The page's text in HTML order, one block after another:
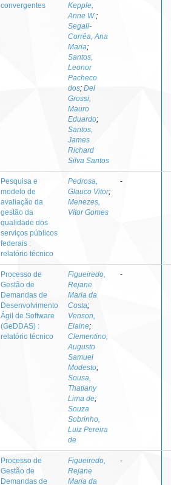
convergentes
Kepple,
Anne W. ;
Segall-
Corrêa, Ana
Maria;
Santos,
Leonor
Pacheco
dos; Del
Grossi,
Mauro
Eduardo;
Santos,
James
Richard
Silva Santos
Pesquisa e
modelo de
avaliação da
gestão da
qualidade dos
serviços públicos
federais :
relatório técnico
Pedrosa,
Glauco Vitor;
Menezes,
Vítor Gomes
-
Processo de
Gestão de
Demandas de
Desenvolvimento
Ágil de Software
(GeDDAS) :
relatório técnico
Figueiredo,
Rejane
Maria da
Costa;
Venson,
Elaine;
Clementino,
Augusto
Samuel
Modesto;
Sousa,
Thatiany
Lima de;
Souza
Sobrinho,
Luiz Pereira
de
-
Processo de
Gestão de
Demandas de
Figueiredo,
Rejane
Maria da
-